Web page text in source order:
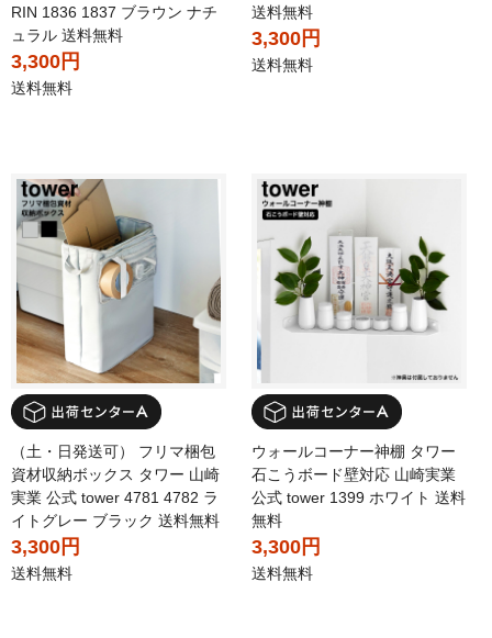
RIN 1836 1837 ブラウン ナチ
ュラル 送料無料
3,300円
送料無料
送料無料
3,300円
送料無料
（土・日発送可） フリマ梱包
資材収納ボックス タワー 山崎
実業 公式 tower 4781 4782 ラ
イトグレー ブラック 送料無料
3,300円
送料無料
ウォールコーナー神棚 タワー
石こうボード壁対応 山崎実業
公式 tower 1399 ホワイト 送料
無料
3,300円
送料無料